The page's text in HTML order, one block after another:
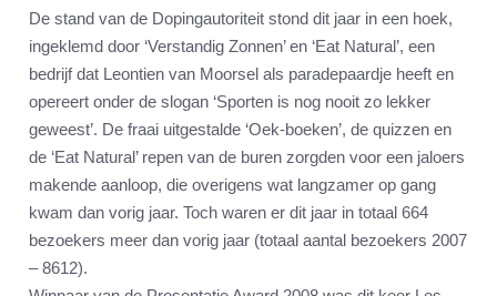
De stand van de Dopingautoriteit stond dit jaar in een hoek,
ingeklemd door ‘Verstandig Zonnen’ en ‘Eat Natural’, een
bedrijf dat Leontien van Moorsel als paradepaardje heeft en
opereert onder de slogan ‘Sporten is nog nooit zo lekker
geweest’. De fraai uitgestalde ‘Oek-boeken’, de quizzen en
de ‘Eat Natural’ repen van de buren zorgden voor een jaloers
makende aanloop, die overigens wat langzamer op gang
kwam dan vorig jaar. Toch waren er dit jaar in totaal 664
bezoekers meer dan vorig jaar (totaal aantal bezoekers 2007
– 8612).